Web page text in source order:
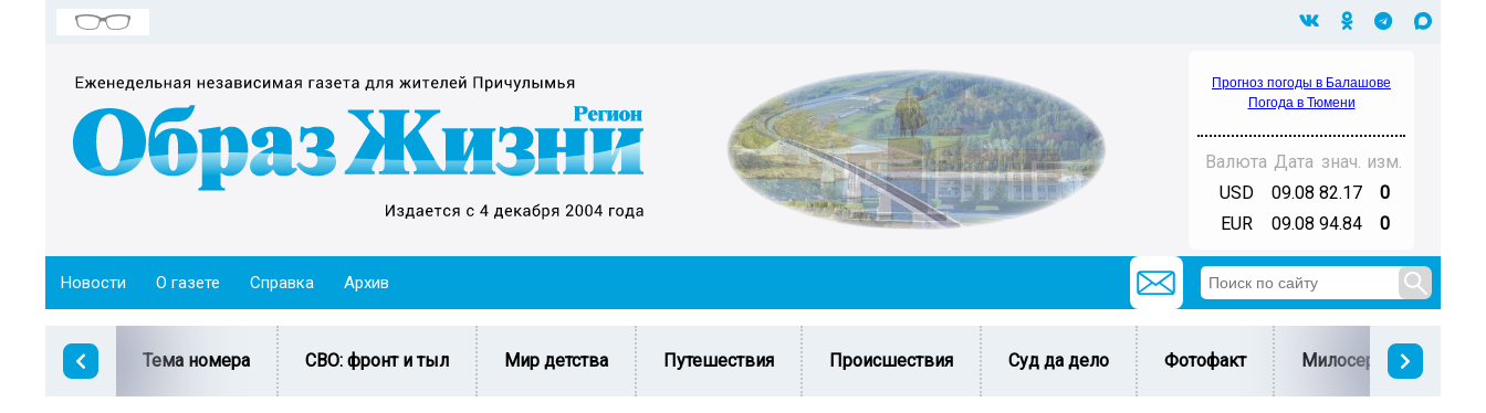
Прогноз погоды в Балашове
Погода в Тюмени
Валюта Дата знач. изм.
USD
09.08 82.17
0
EUR
09.08 94.84 0
Новости О газете Справка Архив
Тема номера СВО: фронт и тыл Мир детства Путешествия Происшествия Суд да дело Фотофакт Милосердие